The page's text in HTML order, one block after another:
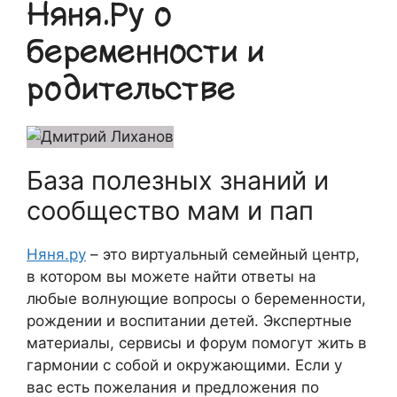
Няня.Ру о
беременности и
родительстве
База полезных знаний и
сообщество мам и пап
Няня.ру – это виртуальный семейный центр,
в котором вы можете найти ответы на
любые волнующие вопросы о беременности,
рождении и воспитании детей. Экспертные
материалы, сервисы и форум помогут жить в
гармонии с собой и окружающими. Если у
вас есть пожелания и предложения по